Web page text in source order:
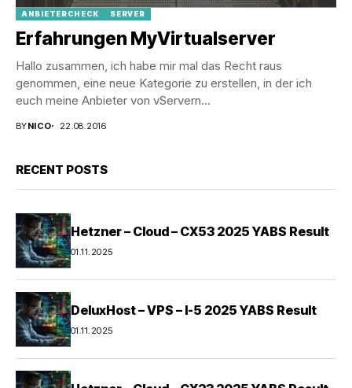
ANBIETERCHECK SERVER
Erfahrungen MyVirtualserver
Hallo zusammen, ich habe mir mal das Recht raus
genommen, eine neue Kategorie zu erstellen, in der ich
euch meine Anbieter von vServern...
BYNICO 22.08.2016
RECENT POSTS
Hetzner – Cloud – CX53 2025 YABS Result
01.11.2025
DeluxHost – VPS – I-5 2025 YABS Result
01.11.2025